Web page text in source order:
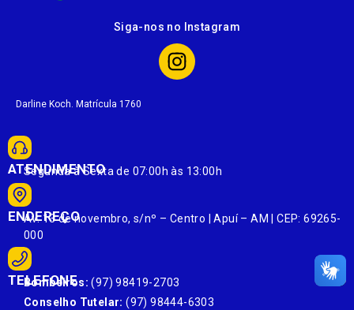
Siga-nos no Instagram
Darline Koch. Matrícula 1760
ATENDIMENTO
Segunda à Sexta de 07:00h às 13:00h
ENDEREÇO
Av. 13 de novembro, s/nº – Centro | Apuí – AM | CEP: 69265-
000
TELEFONE
Bombeiros: (97) 98419-2703
Conselho Tutelar: (97) 98444-6303